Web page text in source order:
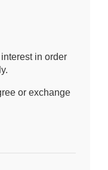
in order
or exchange